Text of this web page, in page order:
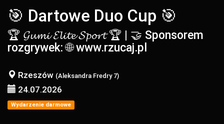
🎯 Dartowe Duo Cup 🎯
🏆 𝓖𝓾𝓶𝓲 𝓔𝓵𝓲𝓽𝓮 𝓢𝓹𝓸𝓻𝓽 🏆 | 🤝 Sponsorem
rozgrywek: 🌐 www.rzucaj.pl
Rzeszów (Aleksandra Fredry 7)
24.07.2026
Wydarzenie darmowe